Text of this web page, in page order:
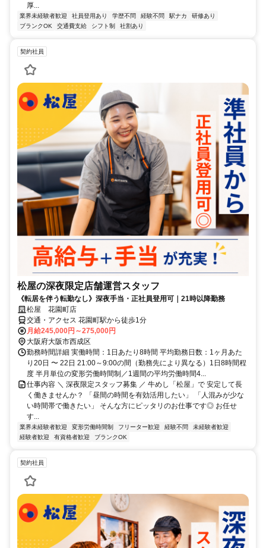
厚...
業界未経験者歓迎 社員登用あり 学歴不問 経験不問 駅ナカ
研修あり
ブランクOK
交通費支給 シフト制 社割あり
契約社員
松屋の深夜限定店舗運営スタッフ
《転居を伴う転勤なし》深夜手当・正社員登用可｜21時以降勤務
松屋 花園町店
交通・アクセス 花園町駅から徒歩1分
月給245,000円～275,000円
大阪府大阪市西成区
勤務時間詳細 実働時間：1日あたり8時間 平均勤務日数：1ヶ月あた
り20日 〜 22日 21:00～9:00の間（勤務先により異なる）1日8時間程
度 半月単位の変形労働時間制／1週間の平均労働時間4...
仕事内容 ＼ 深夜限定スタッフ募集 ／ 牛めし「松屋」で 安定して長
く働きませんか？ 「昼間の時間を有効活用したい」 「人混みが少な
い時間帯で働きたい」 そんな方にピッタリのお仕事です◎ お任せ
す...
業界未経験者歓迎 変形労働時間制 フリーター歓迎 経験不問
未経験者歓迎
経験者歓迎
有資格者歓迎 ブランクOK
契約社員